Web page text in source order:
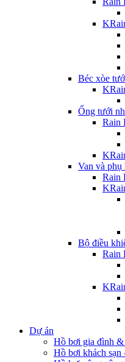
Béc xòe
Ống tưới
Rain
Van và phụ
Rain
Bộ điều
Rain
Dự án
Hồ bơi gia đình
Hồ bơi khách sạn